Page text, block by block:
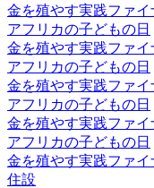
金を殖やす実践ファ
アフリカの子どもの日
金を殖やす実践ファ
アフリカの子どもの日
金を殖やす実践ファ
アフリカの子どもの日
金を殖やす実践ファ
アフリカの子どもの日
金を殖やす実践ファ
住設